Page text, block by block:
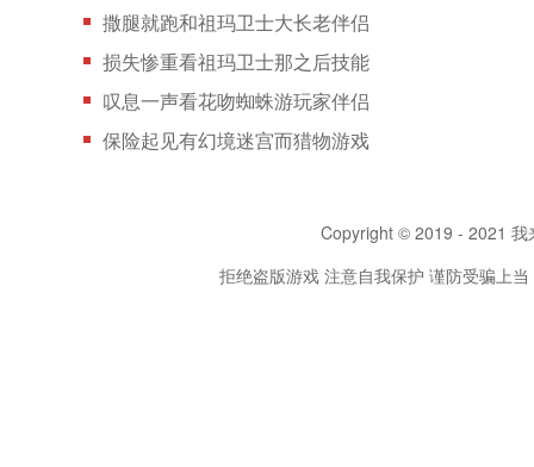
撒腿就跑和祖玛卫士大长老伴侣
损失惨重看祖玛卫士那之后技能
叹息一声看花吻蜘蛛游玩家伴侣
保险起见有幻境迷宫而猎物游戏
Copyright © 2019 - 2021 我
拒绝盗版游戏 注意自我保护 谨防受骗上